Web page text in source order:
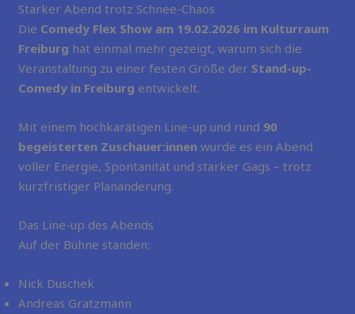
Starker Abend trotz Schnee-Chaos
Die Comedy Flex Show am 19.02.2026 im Kulturraum
Freiburg hat einmal mehr gezeigt, warum sich die
Veranstaltung zu einer festen Größe der Stand-up-
Comedy in Freiburg entwickelt.
Mit einem hochkarätigen Line-up und rund 90
begeisterten Zuschauer:innen wurde es ein Abend
voller Energie, Spontanität und starker Gags – trotz
kurzfristiger Planänderung.
Das Line-up des Abends
Auf der Bühne standen:
Nick Duschek
Andreas Gratzmann